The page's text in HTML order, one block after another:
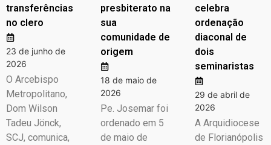
transferências
no clero
23 de junho de
2026
O Arcebispo
Metropolitano,
Dom Wilson
Tadeu Jönck,
SCJ, comunica,
presbiterato na
sua
comunidade de
origem
18 de maio de
2026
Pe. Josemar foi
ordenado em 5
de maio de
celebra
ordenação
diaconal de
dois
seminaristas
29 de abril de
2026
A Arquidiocese
de Florianópolis